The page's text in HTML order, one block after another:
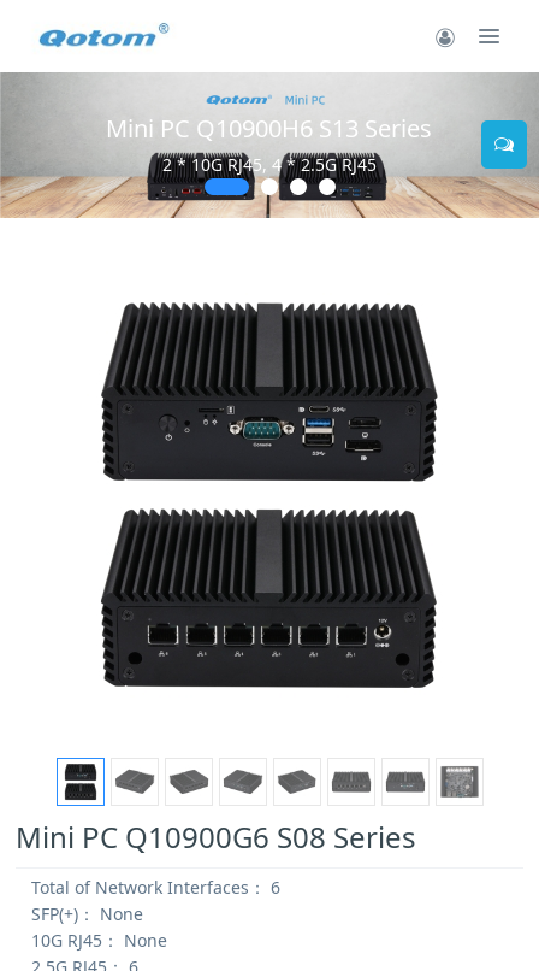
Mini PC Q10900H6 S13 Series
2 * 10G RJ45, 4 * 2.5G RJ45
Mini PC Q10900G6 S08 Series
Total of Network Interfaces： 6
SFP(+)： None
10G RJ45： None